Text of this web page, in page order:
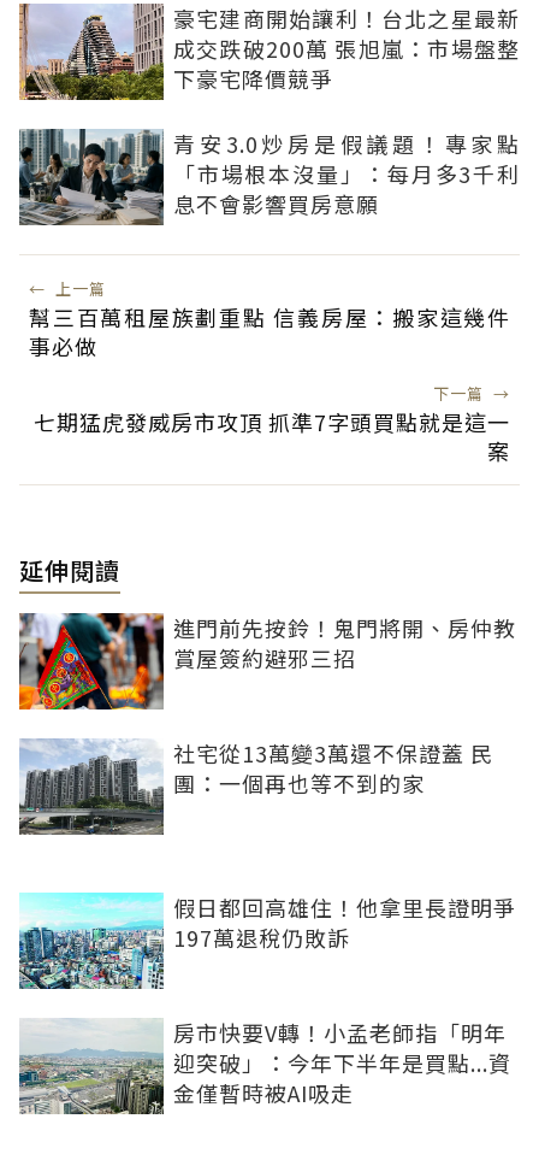
豪宅建商開始讓利！台北之星最新
成交跌破200萬 張旭嵐：市場盤整
下豪宅降價競爭
青安3.0炒房是假議題！專家點
「市場根本沒量」：每月多3千利
息不會影響買房意願
← 上一篇
幫三百萬租屋族劃重點 信義房屋：搬家這幾件
事必做
下一篇 →
七期猛虎發威房市攻頂 抓準7字頭買點就是這一
案
延伸閱讀
進門前先按鈴！鬼門將開、房仲教
賞屋簽約避邪三招
社宅從13萬變3萬還不保證蓋 民
團：一個再也等不到的家
假日都回高雄住！他拿里長證明爭
197萬退稅仍敗訴
房市快要V轉！小孟老師指「明年
迎突破」：今年下半年是買點...資
金僅暫時被AI吸走